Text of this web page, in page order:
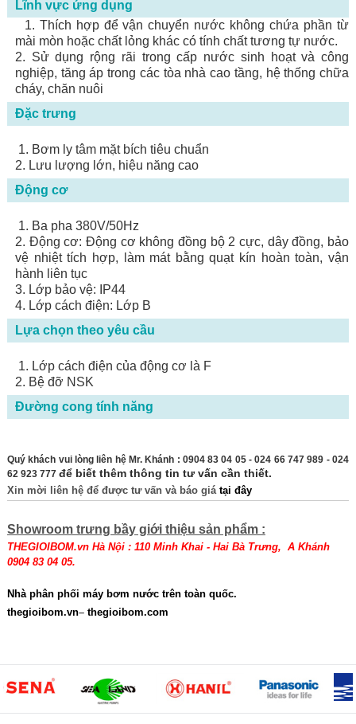
Lĩnh vực ứng dụng
1. Thích hợp để vận chuyển nước không chứa phần từ
mài mòn hoặc chất lỏng khác có tính chất tương tự nước.
2. Sử dụng rộng rãi trong cấp nước sinh hoạt và công
nghiệp, tăng áp trong các tòa nhà cao tầng, hệ thống chữa
cháy, chăn nuôi
Đặc trưng
1. Bơm ly tâm mặt bích tiêu chuẩn
2. Lưu lượng lớn, hiệu năng cao
Động cơ
1. Ba pha 380V/50Hz
2. Động cơ: Động cơ không đồng bộ 2 cực, dây đồng, bảo
vệ nhiệt tích hợp, làm mát bằng quạt kín hoàn toàn, vận
hành liên tục
3. Lớp bảo vệ: IP44
4. Lớp cách điện: Lớp B
Lựa chọn theo yêu cầu
1. Lớp cách điện của động cơ là F
2. Bệ đỡ NSK
Đường cong tính năng
Quý khách vui lòng liên hệ Mr. Khánh : 0904 83 04 05 - 024 66 747 989 - 024
62 923 777 để biết thêm thông tin tư vấn cần thiết.
Xin mời liên hệ để được tư vấn và báo giá tại đây
Showroom trưng bầy giới thiệu sản phẩm :
THEGIOIBOM.vn Hà Nội : 110 Minh Khai - Hai Bà Trưng, A Khánh
0904 83 04 05.
Nhà phân phối máy bơm nước trên toàn quốc.
thegioibom.vn– thegioibom.com